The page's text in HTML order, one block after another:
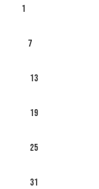
1
7
13
19
25
31